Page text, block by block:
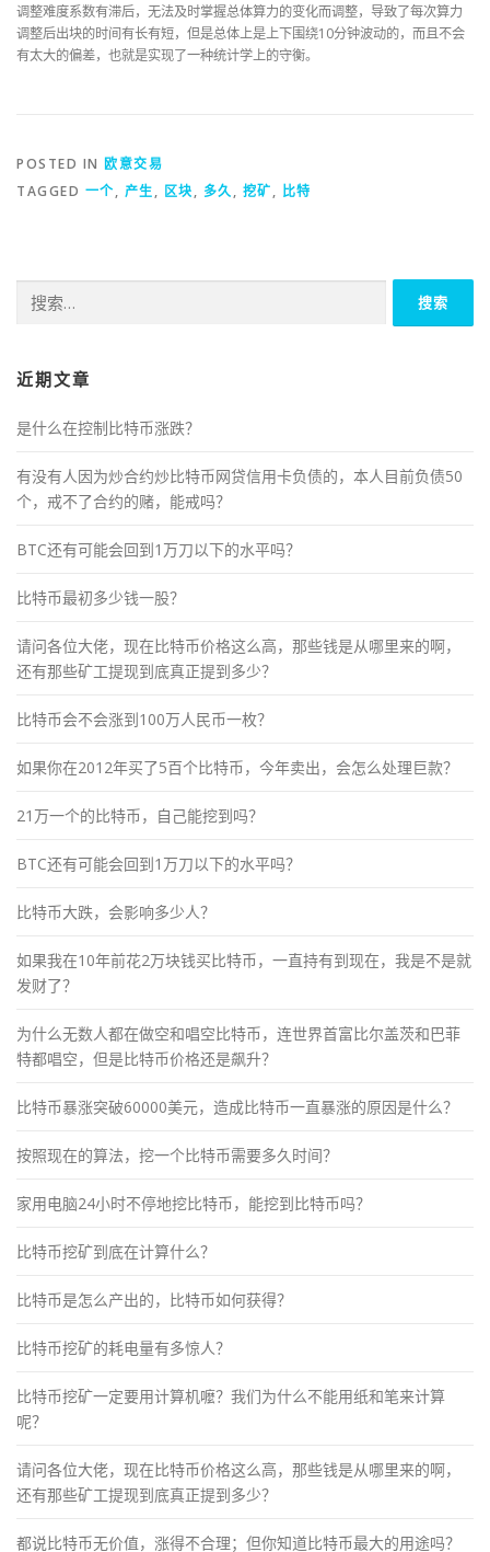
调整难度系数有滞后，无法及时掌握总体算力的变化而调整，导致了每次算力
调整后出块的时间有长有短，但是总体上是上下围绕10分钟波动的，而且不会
有太大的偏差，也就是实现了一种统计学上的守衡。
POSTED IN 欧意交易
TAGGED 一个, 产生, 区块, 多久, 挖矿, 比特
索：
近期文章
是什么在控制比特币涨跌？
有没有人因为炒合约炒比特币网贷信用卡负债的，本人目前负债50
个，戒不了合约的赌，能戒吗？
BTC还有可能会回到1万刀以下的水平吗？
比特币最初多少钱一股？
请问各位大佬，现在比特币价格这么高，那些钱是从哪里来的啊，
还有那些矿工提现到底真正提到多少？
比特币会不会涨到100万人民币一枚？
如果你在2012年买了5百个比特币，今年卖出，会怎么处理巨款？
21万一个的比特币，自己能挖到吗？
BTC还有可能会回到1万刀以下的水平吗？
比特币大跌，会影响多少人？
如果我在10年前花2万块钱买比特币，一直持有到现在，我是不是就
发财了？
为什么无数人都在做空和唱空比特币，连世界首富比尔盖茨和巴菲
特都唱空，但是比特币价格还是飙升？
比特币暴涨突破60000美元，造成比特币一直暴涨的原因是什么？
按照现在的算法，挖一个比特币需要多久时间？
家用电脑24小时不停地挖比特币，能挖到比特币吗？
比特币挖矿到底在计算什么？
比特币是怎么产出的，比特币如何获得？
比特币挖矿的耗电量有多惊人？
比特币挖矿一定要用计算机嚒？我们为什么不能用纸和笔来计算
呢？
请问各位大佬，现在比特币价格这么高，那些钱是从哪里来的啊，
还有那些矿工提现到底真正提到多少？
都说比特币无价值，涨得不合理；但你知道比特币最大的用途吗？